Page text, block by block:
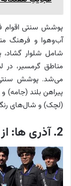
پوشش سنتی اقوام
آب‌وهوا و فرهنگ
شامل شلوار گشاد،
مناطق گرمسیر، در
می‌شد. پوشش سنتی
پیراهن بلند (جامه)
(لچک) و شال‌های
2. آذری ها: از انواع قومیت های ایران